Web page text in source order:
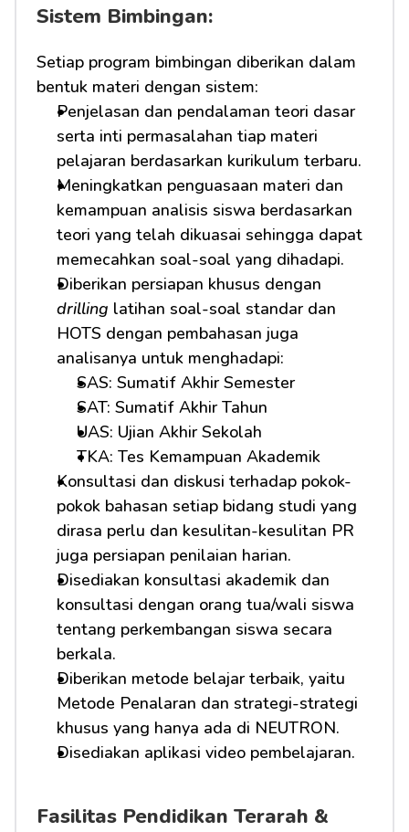
Sistem Bimbingan:
Setiap program bimbingan diberikan dalam
bentuk materi dengan sistem:
Penjelasan dan pendalaman teori dasar
serta inti permasalahan tiap materi
pelajaran berdasarkan kurikulum terbaru.
Meningkatkan penguasaan materi dan
kemampuan analisis siswa berdasarkan
teori yang telah dikuasai sehingga dapat
memecahkan soal-soal yang dihadapi.
drilling latihan soal-soal standar dan
HOTS dengan pembahasan juga
analisanya untuk menghadapi:
SAS: Sumatif Akhir Semester
SAT: Sumatif Akhir Tahun
UAS: Ujian Akhir Sekolah
TKA: Tes Kemampuan Akademik
Konsultasi dan diskusi terhadap pokok-
pokok bahasan setiap bidang studi yang
dirasa perlu dan kesulitan-kesulitan PR
juga persiapan penilaian harian.
Disediakan konsultasi akademik dan
konsultasi dengan orang tua/wali siswa
tentang perkembangan siswa secara
berkala.
Diberikan metode belajar terbaik, yaitu
Metode Penalaran dan strategi-strategi
khusus yang hanya ada di NEUTRON.
Disediakan aplikasi video pembelajaran.
Fasilitas Pendidikan Terarah &